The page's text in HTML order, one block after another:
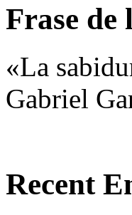
Frase de
«La
Gabriel
Recent